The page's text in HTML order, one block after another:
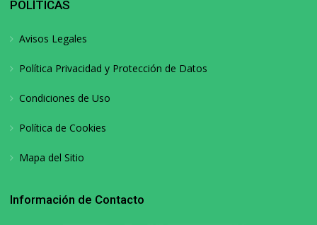
POLÍTICAS
Avisos Legales
Política Privacidad y Protección de Datos
Condiciones de Uso
Política de Cookies
Mapa del Sitio
Información de Contacto